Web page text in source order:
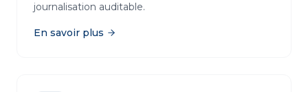
journalisation auditable.
En savoir plus